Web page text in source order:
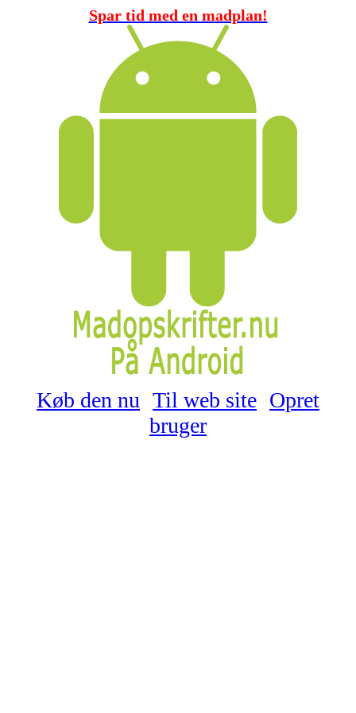
Spar tid med en madplan!
Køb den nu Til web site Opret
bruger